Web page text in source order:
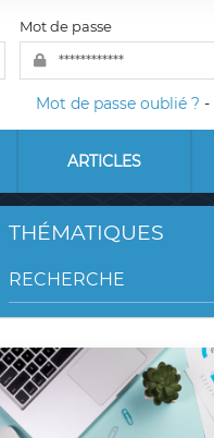
Mot de passe
Mot de passe oublié ? -
ARTICLES
THÉMATIQUES